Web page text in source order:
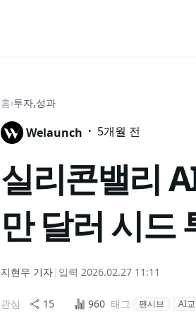
홈›투자,성과
Welaunch · 5개월 전
실리콘밸리
만 달러 시드
지현우 기자| 입력 2026.02.27 11:11
관심 15 960 태그 펜시브 AI